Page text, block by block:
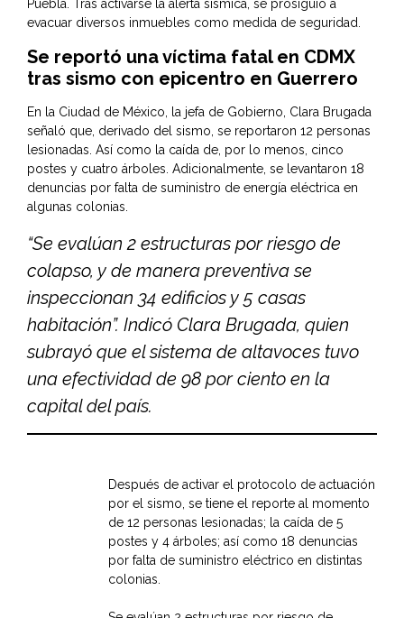
Puebla. Tras activarse la alerta sísmica, se prosiguió a
evacuar diversos inmuebles como medida de seguridad.
Se reportó una víctima fatal en CDMX
tras sismo con epicentro en Guerrero
En la Ciudad de México, la jefa de Gobierno, Clara Brugada
señaló que, derivado del sismo, se reportaron 12 personas
lesionadas. Así como la caída de, por lo menos, cinco
postes y cuatro árboles. Adicionalmente, se levantaron 18
denuncias por falta de suministro de energía eléctrica en
algunas colonias.
“Se evalúan 2 estructuras por riesgo de
colapso, y de manera preventiva se
inspeccionan 34 edificios y 5 casas
habitación”. Indicó Clara Brugada, quien
subrayó que el sistema de altavoces tuvo
una efectividad de 98 por ciento en la
capital del país.
Después de activar el protocolo de actuación
por el sismo, se tiene el reporte al momento
de 12 personas lesionadas; la caída de 5
postes y 4 árboles; así como 18 denuncias
por falta de suministro eléctrico en distintas
colonias.